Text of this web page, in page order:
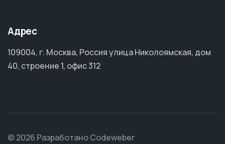
Адрес
109004, г. Москва, Россия улица Николоямская, дом
40, строение 1, офис 312
© 2026 Разработано Codeweber